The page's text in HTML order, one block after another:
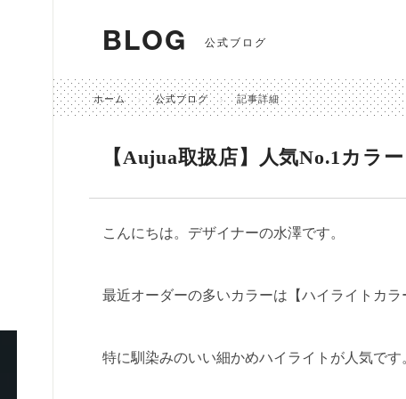
BLOG 公式ブログ
ホーム 公式ブログ 記事詳細
【Aujua取扱店】人気No.1カラー
こんにちは。デザイナーの水澤です。
最近オーダーの多いカラーは【ハイライトカラ
特に馴染みのいい細かめハイライトが人気です